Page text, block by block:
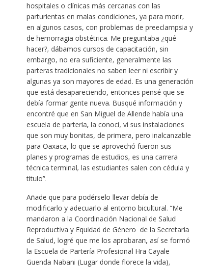
hospitales o clínicas más cercanas con las
parturientas en malas condiciones, ya para morir,
en algunos casos, con problemas de preeclampsia y
de hemorragia obstétrica. Me preguntaba ¿qué
hacer?, dábamos cursos de capacitación, sin
embargo, no era suficiente, generalmente las
parteras tradicionales no saben leer ni escribir y
algunas ya son mayores de edad. Es una generación
que está desapareciendo, entonces pensé que se
debía formar gente nueva. Busqué información y
encontré que en San Miguel de Allende había una
escuela de partería, la conocí, vi sus instalaciones
que son muy bonitas, de primera, pero inalcanzable
para Oaxaca, lo que se aprovechó fueron sus
planes y programas de estudios, es una carrera
técnica terminal, las estudiantes salen con cédula y
título”.
Añade que para podérselo llevar debía de
modificarlo y adecuarlo al entorno bicultural. “Me
mandaron a la Coordinación Nacional de Salud
Reproductiva y Equidad de Género de la Secretaría
de Salud, logré que me los aprobaran, así se formó
la Escuela de Partería Profesional Hra Cayale
Guenda Nabani (Lugar donde florece la vida),